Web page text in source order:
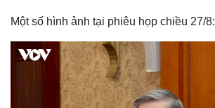
Một số hình ảnh tại phiêu họp chiều 27/8: